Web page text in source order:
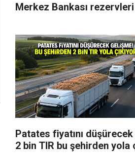
Merkez Bankası rezervleri
Patates fiyatını
2 bin TIR bu şehirden yola